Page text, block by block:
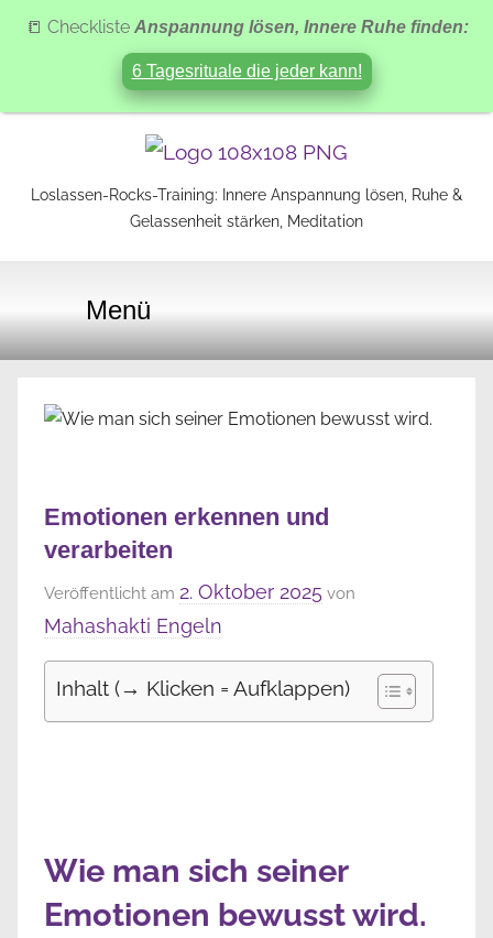
springen
Loslassen-
Training
Loslassen-Rocks-Training: Innere Anspannung lösen, Ruhe &
Gelassenheit stärken, Meditation
Menü
Emotionen erkennen und
verarbeiten
Veröffentlicht am 2. Oktober 2025 von
Mahashakti Engeln
Inhalt (→ Klicken = Aufklappen)
Wie man sich seiner
Emotionen bewusst wird.
📒 Checkliste Anspannung lösen, Innere Ruhe finden:
6 Tagesrituale die jeder kann!